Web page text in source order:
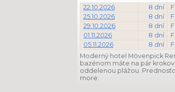
22.10.2026
8 dní
25.10.2026
8 dní
29.10.2026
8 dní
01.11.2026
8 dní
05.11.2026
8 dní
Moderný hotel Mövenpick
bazénom máte na pár
oddelenou plážou.
more.